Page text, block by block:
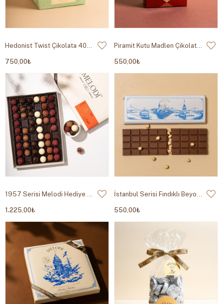
Hedonist Twist Çikolata 400g
750,00₺
Piramit Kutu Madlen Çikolata 400g
550,00₺
1957 Serisi Melodi Hediye Trüf Çikolata 750g
1.225,00₺
İstanbul Serisi Fındıklı Beyoğlu Tablet 300g
550,00₺